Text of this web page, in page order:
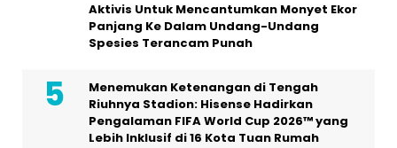
Aktivis Untuk Mencantumkan Monyet Ekor
Panjang Ke Dalam Undang-Undang
Spesies Terancam Punah
Menemukan Ketenangan di Tengah
Riuhnya Stadion: Hisense Hadirkan
Pengalaman FIFA World Cup 2026™ yang
Lebih Inklusif di 16 Kota Tuan Rumah